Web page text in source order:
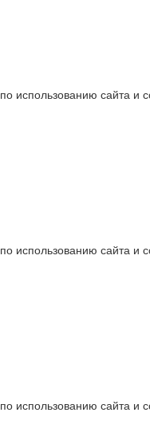
по использованию сайта и
по использованию сайта и
по использованию сайта и